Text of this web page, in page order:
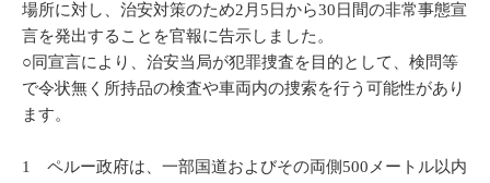
場所に対し、治安対策のため2月5日から30日間の非常事態宣
言を発出することを官報に告示しました。
○同宣言により、治安当局が犯罪捜査を目的として、検問等
で令状無く所持品の検査や車両内の捜索を行う可能性があり
ます。
1 ペルー政府は、一部国道およびその両側500メートル以内